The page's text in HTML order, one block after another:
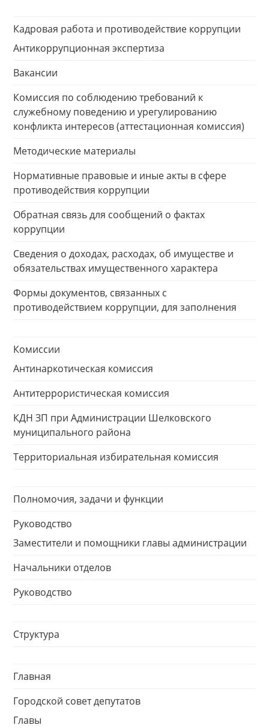
Кадровая работа и противодействие коррупции
Антикоррупционная экспертиза
Вакансии
Комиссия по соблюдению требований к
служебному поведению и урегулированию
конфликта интересов (аттестационная комиссия)
Методические материалы
Нормативные правовые и иные акты в сфере
противодействия коррупции
Обратная связь для сообщений о фактах
коррупции
Сведения о доходах, расходах, об имуществе и
обязательствах имущественного характера
Формы документов, связанных с
противодействием коррупции, для заполнения
Комиссии
Антинаркотическая комиссия
Антитеррористическая комиссия
КДН ЗП при Администрации Шелковского
муниципального района
Территориальная избирательная комиссия
Полномочия, задачи и функции
Руководство
Заместители и помощники главы администрации
Начальники отделов
Руководство
Структура
Главная
Городской совет депутатов
Главы